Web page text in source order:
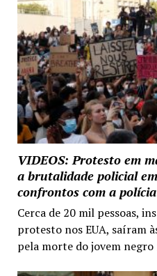
VIDEOS: Protesto em
a brutalidade policial
confrontos com a polícia
Cerca de 20 mil pessoas,
protesto nos EUA, saíram
pela morte do jovem negro